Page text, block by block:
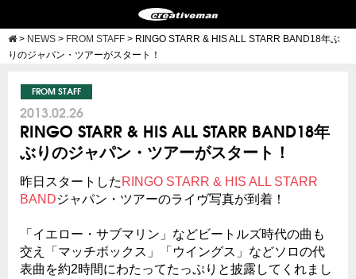
> NEWS > FROM STAFF > RINGO STARR & HIS ALL STARR BAND18年ぶ
りのジャパン・ツアーがスタート！
FROM STAFF
2013.02.26
RINGO STARR & HIS ALL STARR BAND18年
ぶりのジャパン・ツアーがスタート！
昨日スタートした RINGO STARR & HIS ALL STARR
BANDジャパン・ツアーのライヴ写真が到着！
「イエロー・サブマリン」などビートルズ時代の曲も
交え「マッチボックス」「ウイングス」などソロの代
表曲を約2時間にわたってたっぷりと披露してくれまし